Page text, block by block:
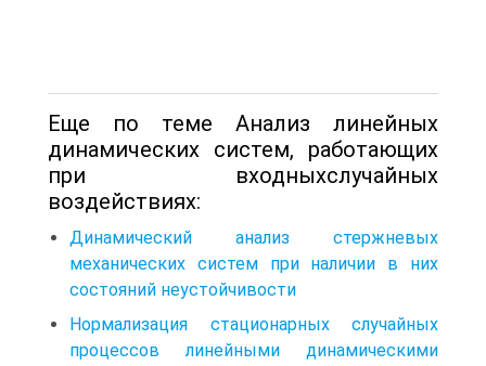
Еще по теме Анализ линейных
динамических систем, работающих
при входныхслучайных
воздействиях:
Динамический анализ стержневых
механических систем при наличии в них
состояний неустойчивости
Нормализация стационарных случайных
процессов линейными динамическими